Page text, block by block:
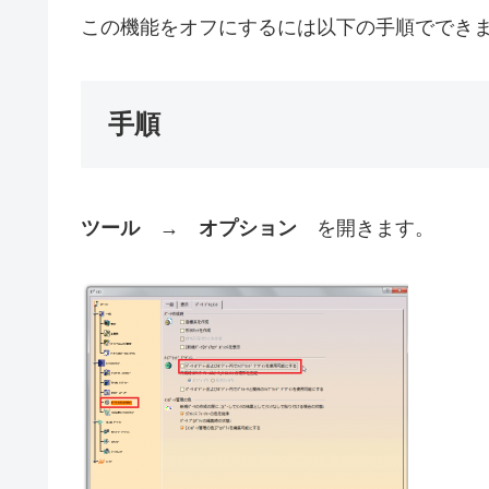
この機能をオフにするには以下の手順ででき
手順
ツール→ オプション を開きます。